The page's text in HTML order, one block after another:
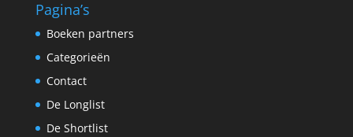
Pagina’s
Boeken partners
Categorieën
Contact
De Longlist
De Shortlist